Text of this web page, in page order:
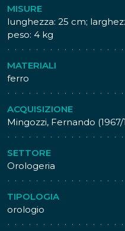
MISURE
lunghezza: 25 cm;
peso: 4 kg
MATERIALI
ferro
ACQUISIZIONE
Mingozzi, Fernando (1967/
SETTORE
Orologeria
TIPOLOGIA
orologio